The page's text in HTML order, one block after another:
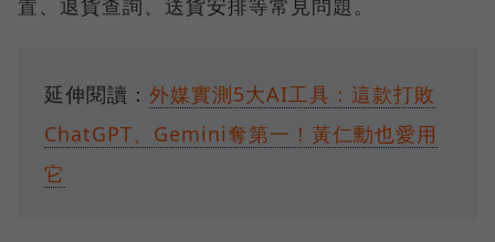
延伸閱讀： 外媒實測5大AI工具：這款打敗
ChatGPT、Gemini奪第一！黃仁勳也愛用
它